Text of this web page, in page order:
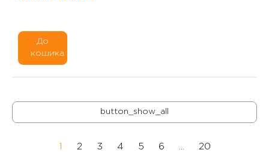
До
кошика
button_show_all
1 2 3 4 5 6 ... 20